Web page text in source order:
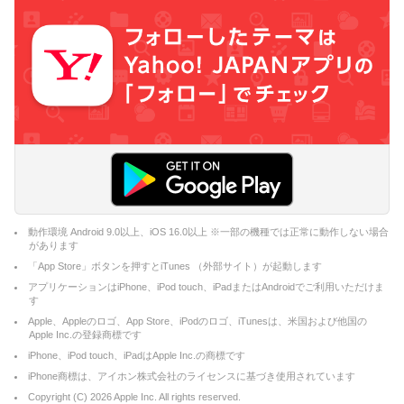
動作環境 Android 9.0以上、iOS 16.0以上 ※一部の機種では正常に動作しない場合
があります
「App Store」ボタンを押すとiTunes （外部サイト）が起動します
アプリケーションはiPhone、iPod touch、iPadまたはAndroidでご利用いただけま
す
Apple、Appleのロゴ、App Store、iPodのロゴ、iTunesは、米国および他国の
Apple Inc.の登録商標です
iPhone、iPod touch、iPadはApple Inc.の商標です
iPhone商標は、アイホン株式会社のライセンスに基づき使用されています
Copyright (C) 2026Apple Inc. All rights reserved.